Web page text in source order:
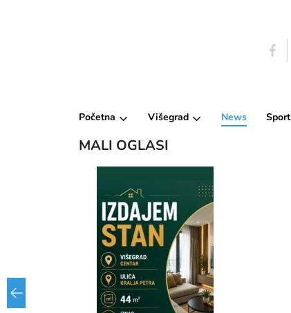
Početna Višegrad News Sport
MALI OGLASI